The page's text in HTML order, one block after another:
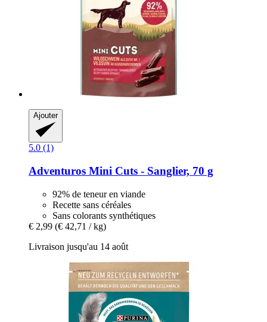
Ajouter
5.0 (1)
Adventuros Mini Cuts -​ Sanglier, 70 g
92% de teneur en viande
Recette sans céréales
Sans colorants synthétiques
€ 2,99 (€ 42,71 / kg)
Livraison jusqu'au 14 août